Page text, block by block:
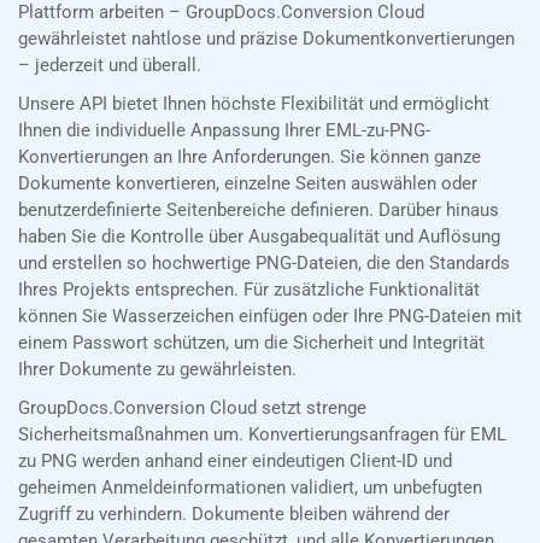
Plattform arbeiten – GroupDocs.Conversion Cloud
gewährleistet nahtlose und präzise Dokumentkonvertierungen
– jederzeit und überall.
Unsere API bietet Ihnen höchste Flexibilität und ermöglicht
Ihnen die individuelle Anpassung Ihrer EML-zu-PNG-
Konvertierungen an Ihre Anforderungen. Sie können ganze
Dokumente konvertieren, einzelne Seiten auswählen oder
benutzerdefinierte Seitenbereiche definieren. Darüber hinaus
haben Sie die Kontrolle über Ausgabequalität und Auflösung
und erstellen so hochwertige PNG-Dateien, die den Standards
Ihres Projekts entsprechen. Für zusätzliche Funktionalität
können Sie Wasserzeichen einfügen oder Ihre PNG-Dateien mit
einem Passwort schützen, um die Sicherheit und Integrität
Ihrer Dokumente zu gewährleisten.
GroupDocs.Conversion Cloud setzt strenge
Sicherheitsmaßnahmen um. Konvertierungsanfragen für EML
zu PNG werden anhand einer eindeutigen Client-ID und
geheimen Anmeldeinformationen validiert, um unbefugten
Zugriff zu verhindern. Dokumente bleiben während der